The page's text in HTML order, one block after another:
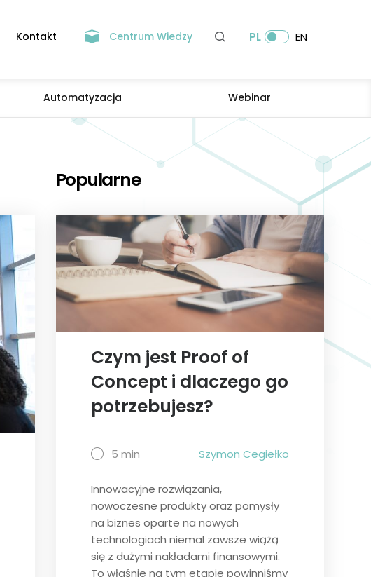
Kontakt Centrum Wiedzy PL EN
Automatyzacja Webinar
Popularne
Czym jest Proof of
Concept i dlaczego go
potrzebujesz?
5 min Szymon Cegiełko
Innowacyjne rozwiązania,
nowoczesne produkty oraz pomysły
na biznes oparte na nowych
technologiach niemal zawsze wiążą
się z dużymi nakładami finansowymi.
To właśnie na tym etapie powinniśmy